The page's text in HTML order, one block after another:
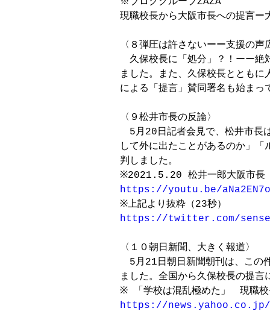
現職校長から大阪市長への提言ー
〈８弾圧は許さないーー支援の声
久保校長に「処分」？！ーー絶
ました。また、久保校長ととも
による「提言」賛同署名も始まっ
〈９松井市長の反論〉
5月20日記者会見で、松井市長
して外に出たことがあるのか」
判しました。
https://youtu.be/
https://twitter.com/
〈１０朝日新聞、大きく報道〉
5月21日朝日新聞朝刊は、この
ました。全国から久保校長の提
https://news.yahoo.co.jp/